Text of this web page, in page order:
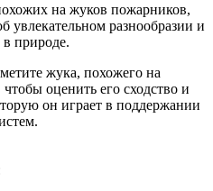
на жуков пожарников,
увлекательном разнообразии и
природе.
жука, похожего на
оценить его сходство и
он играет в поддержании